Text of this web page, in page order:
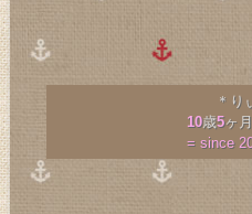
＊り
10歳5ヶ月
= since